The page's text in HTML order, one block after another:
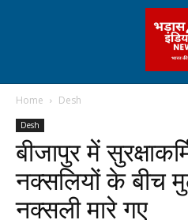
Home Desh
Desh
बीजापुर में
नक्सलियों के बीच
नक्सली मारे गए